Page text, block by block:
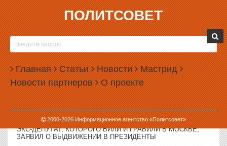
ПОЛИТСОВЕТ
Главная Статьи Новости Мастрид
Новости партнеров О проекте
2000-2026Информационное агентство «Политсовет»
13.12.2017, 17:56
СК НАЧАЛ ПРОВЕРЯТЬ ВЕРСИЮ О РИТУАЛЬНОМ
УБИЙСТВЕ ЦАРСКОЙ СЕМЬИ
Следователи, изучающие обстоятельства гибели императора
Николая II и его семьи, приступили к психолого-исторической
экспертизе. В ее рамках будет изучаться версия о ритуальном
характере убийства. О...
13.12.2017, 17:05
ЭКС-ДЕПУТАТ, КОТОРОГО БИЛИ И ГРАБИЛИ В МОСКВЕ,
ЗАЯВИЛ О ВЫДВИЖЕНИИ В ПРЕЗИДЕНТЫ